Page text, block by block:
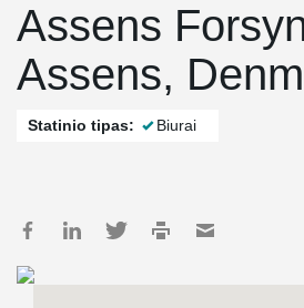
Assens
Assens,
Statinio tipas: Biurai